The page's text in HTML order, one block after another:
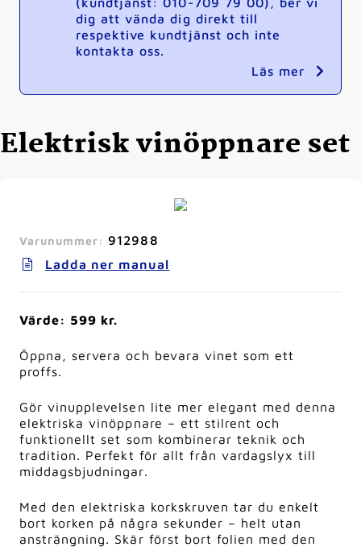
dig att vända dig direkt till
respektive kundtjänst och inte
kontakta oss.
Läs mer
Elektrisk vinöppnare set
Varunummer: 912988
Ladda ner manual
Värde: 599 kr.
Öppna, servera och bevara vinet som ett
proffs.
Gör vinupplevelsen lite mer elegant med denna
elektriska vinöppnare – ett stilrent och
funktionellt set som kombinerar teknik och
tradition. Perfekt för allt från vardagslyx till
middagsbjudningar.
Med den elektriska korkskruven tar du enkelt
bort korken på några sekunder – helt utan
ansträngning. Skär först bort folien med den